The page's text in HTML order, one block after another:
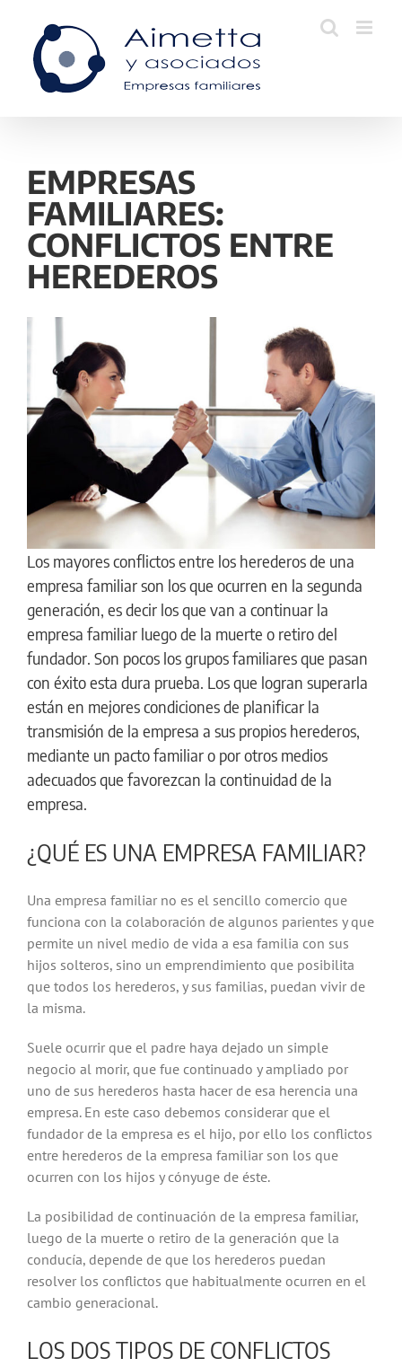
content
EMPRESAS
FAMILIARES:
CONFLICTOS ENTRE
HEREDEROS
Los mayores conflictos entre los herederos de una
empresa familiar son los que ocurren en la segunda
generación, es decir los que van a continuar la
empresa familiar luego de la muerte o retiro del
fundador. Son pocos los grupos familiares que pasan
con éxito esta dura prueba. Los que logran superarla
están en mejores condiciones de planificar la
transmisión de la empresa a sus propios herederos,
mediante un pacto familiar o por otros medios
adecuados que favorezcan la continuidad de la
empresa.
¿QUÉ ES UNA EMPRESA FAMILIAR?
Una empresa familiar no es el sencillo comercio que
funciona con la colaboración de algunos parientes y que
permite un nivel medio de vida a esa familia con sus
hijos solteros, sino un emprendimiento que posibilita
que todos los herederos, y sus familias, puedan vivir de
la misma.
Suele ocurrir que el padre haya dejado un simple
negocio al morir, que fue continuado y ampliado por
uno de sus herederos hasta hacer de esa herencia una
empresa. En este caso debemos considerar que el
fundador de la empresa es el hijo, por ello los conflictos
entre herederos de la empresa familiar son los que
ocurren con los hijos y cónyuge de éste.
La posibilidad de continuación de la empresa familiar,
luego de la muerte o retiro de la generación que la
conducía, depende de que los herederos puedan
resolver los conflictos que habitualmente ocurren en el
cambio generacional.
LOS DOS TIPOS DE CONFLICTOS